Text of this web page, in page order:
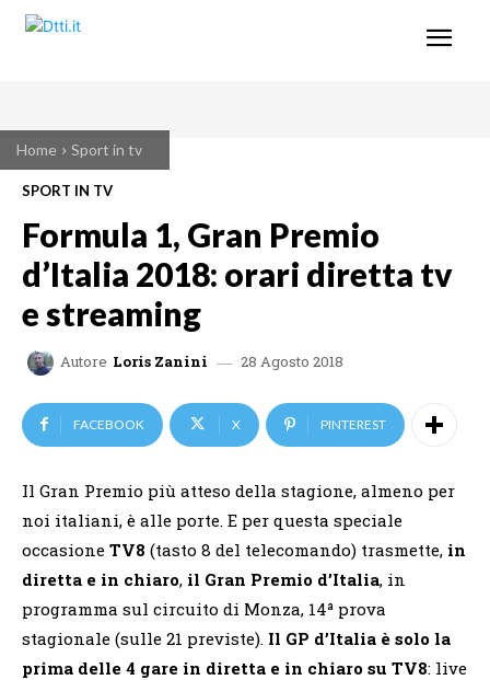
Home Sport in tv
SPORT IN TV
Formula 1, Gran Premio
d’Italia 2018: orari diretta tv
e streaming
Autore Loris Zanini 28 Agosto 2018
FACEBOOK X PINTEREST
Il Gran Premio più atteso della stagione, almeno per
noi italiani, è alle porte. E per questa speciale
occasione TV8 (tasto 8 del telecomando) trasmette, in
diretta e in chiaro, il Gran Premio d’Italia, in
programma sul circuito di Monza, 14ª prova
stagionale (sulle 21 previste). Il GP d’Italia è solo la
prima delle 4 gare in diretta e in chiaro su TV8: live